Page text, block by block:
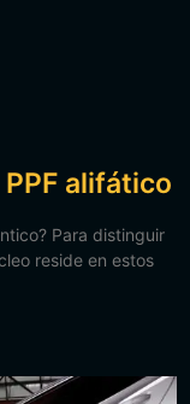
alifático
Para distinguir
reside en estos